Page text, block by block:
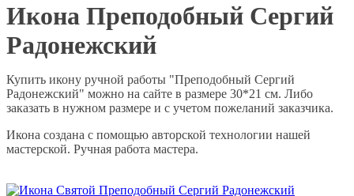
Икона Преподобный Сергий
Радонежский
Купить икону ручной работы "Преподобный Сергий
Радонежский" можно на сайте в размере 30*21 см. Либо
заказать в нужном размере и с учетом пожеланий заказчика.
Икона создана с помощью авторской технологии нашей
мастерской. Ручная работа мастера.